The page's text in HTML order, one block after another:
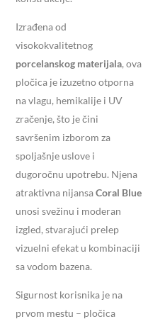
Izrađena od
visokokvalitetnog
porcelanskog materijala, ova
pločica je izuzetno otporna
na vlagu, hemikalije i UV
zračenje, što je čini
savršenim izborom za
spoljašnje uslove i
dugoročnu upotrebu. Njena
atraktivna nijansaCoral Blue
unosi svežinu i moderan
izgled, stvarajući prelep
vizuelni efekat u kombinaciji
sa vodom bazena.
Sigurnost korisnika je na
prvom mestu – pločica